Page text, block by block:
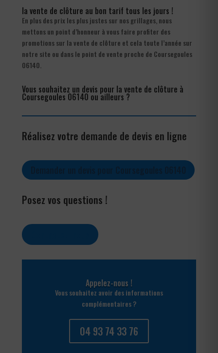
la vente de clôture au bon tarif tous les jours !
En plus des prix les plus justes sur nos grillages, nous
mettons un point d’honneur à vous faire profiter des
promotions sur la vente de clôture et cela toute l’année sur
notre site ou dans le point de vente proche de Coursegoules
06140.
Vous souhaitez un devis pour la vente de clôture à
Coursegoules 06140 ou ailleurs ?
Réalisez votre demande de devis en ligne
Posez vos questions !
Appelez-nous !
Vous souhaitez avoir des informations
complémentaires ?
04 93 74 33 76